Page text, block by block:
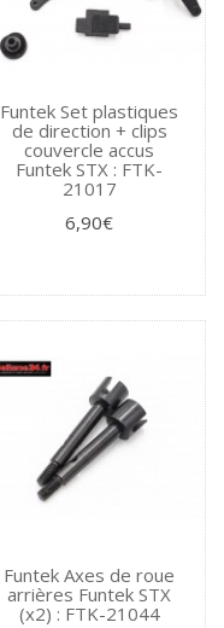
Funtek Set plastiques
de direction + clips
couvercle accus
Funtek STX : FTK-
21017
6,90€
Funtek Axes de roue
arrières Funtek STX
(x2) : FTK-21044